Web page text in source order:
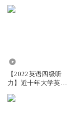
【2022英语四级听
力】近十年大学英语